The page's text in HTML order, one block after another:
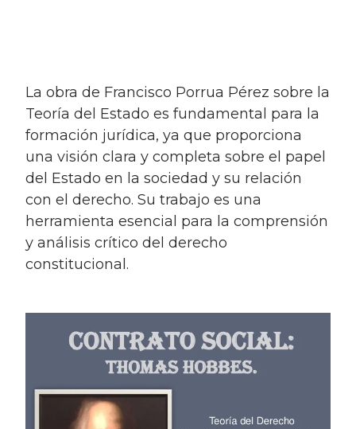
la obra de Francisco Porrua Pérez sobre la
Teoría del Estado es fundamental para la
formación jurídica, ya que proporciona
una visión clara y completa sobre el papel
del Estado en la sociedad y su relación
con el derecho. Su trabajo es una
herramienta esencial para la comprensión
y análisis crítico del derecho
constitucional.